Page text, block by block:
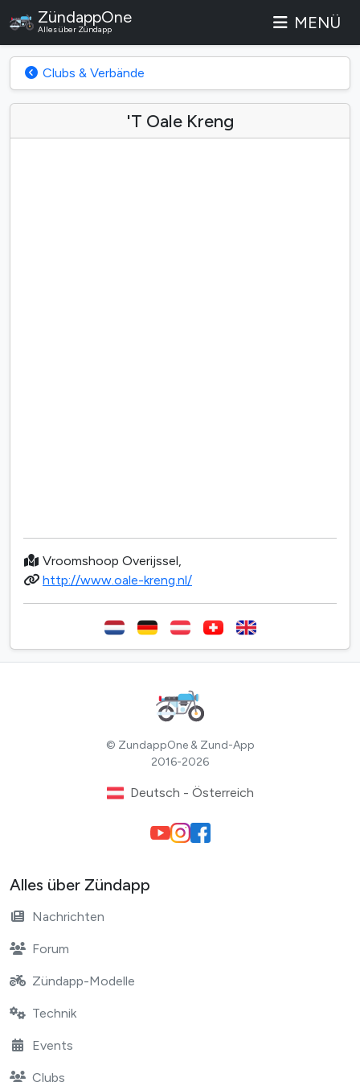
ZündappOne
Alles über Zündapp MENÜ
Clubs & Verbände
'T Oale Kreng
Vroomshoop Overijssel,
http://www.oale-kreng.nl/
© ZundappOne & Zund-App
2016-2026
Deutsch - Österreich
Alles über Zündapp
Nachrichten
Forum
Zündapp-Modelle
Technik
Events
Clubs